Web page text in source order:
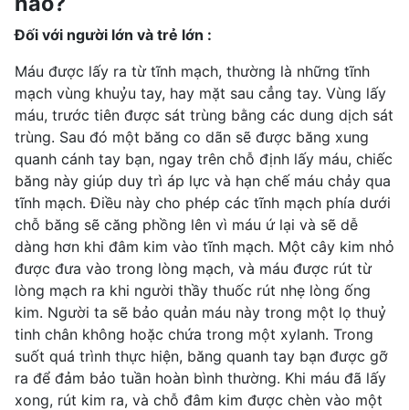
Đối với người lớn và trẻ lớn :
Máu được lấy ra từ tĩnh mạch, thường là những tĩnh
mạch vùng khuỷu tay, hay mặt sau cẳng tay. Vùng lấy
máu, trước tiên được sát trùng bằng các dung dịch sát
trùng. Sau đó một băng co dãn sẽ được băng xung
quanh cánh tay bạn, ngay trên chỗ định lấy máu, chiếc
băng này giúp duy trì áp lực và hạn chế máu chảy qua
tĩnh mạch. Điều này cho phép các tĩnh mạch phía dưới
chỗ băng sẽ căng phồng lên vì máu ứ lại và sẽ dễ
dàng hơn khi đâm kim vào tĩnh mạch. Một cây kim nhỏ
được đưa vào trong lòng mạch, và máu được rút từ
lòng mạch ra khi người thầy thuốc rút nhẹ lòng ống
kim. Người ta sẽ bảo quản máu này trong một lọ thuỷ
tinh chân không hoặc chứa trong một xylanh. Trong
suốt quá trình thực hiện, băng quanh tay bạn được gỡ
ra để đảm bảo tuần hoàn bình thường. Khi máu đã lấy
xong, rút kim ra, và chỗ đâm kim được chèn vào một